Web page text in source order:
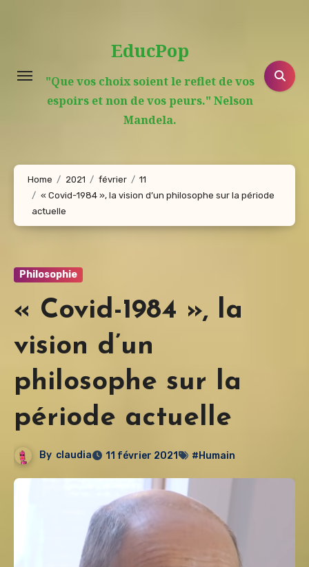
EducPop
"Que vos choix soient le reflet de vos
espoirs et non de vos peurs." Nelson
Mandela.
Home 2021 février
11
« Covid-1984 », la vision d’un philosophe sur la période
actuelle
Philosophie
« Covid-1984 », la
vision d’un
philosophe sur la
période actuelle
By claudia 11 février 2021 #Humain